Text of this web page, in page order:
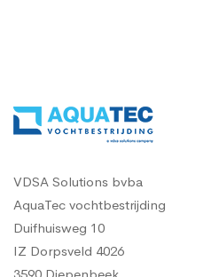
VDSA Solutions bvba
AquaTec vochtbestrijding
Duifhuisweg 10
IZ Dorpsveld 4026